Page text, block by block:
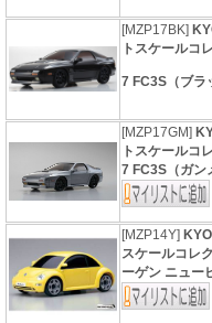
[MZP17BK]
トスケールコ
7 FC3S（ブラ
[MZP17GM]
トスケールコ
7 FC3S（ガン
[MZP14Y]
スケールコレ
ーゲン ニュー